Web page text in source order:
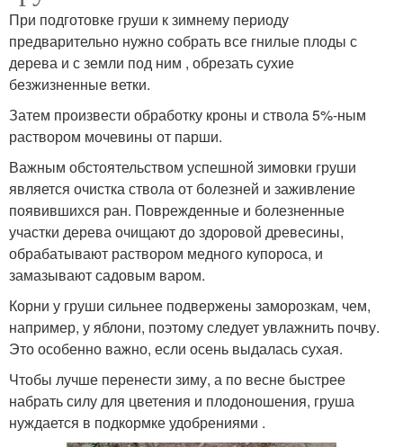
При подготовке груши к зимнему периоду
предварительно нужно собрать все гнилые плоды с
дерева и с земли под ним , обрезать сухие
безжизненные ветки.
Затем произвести обработку кроны и ствола 5%-ным
раствором мочевины от парши.
Важным обстоятельством успешной зимовки груши
является очистка ствола от болезней и заживление
появившихся ран. Поврежденные и болезненные
участки дерева очищают до здоровой древесины,
обрабатывают раствором медного купороса, и
замазывают садовым варом.
Корни у груши сильнее подвержены заморозкам, чем,
например, у яблони, поэтому следует увлажнить почву.
Это особенно важно, если осень выдалась сухая.
Чтобы лучше перенести зиму, а по весне быстрее
набрать силу для цветения и плодоношения, груша
нуждается в подкормке удобрениями .